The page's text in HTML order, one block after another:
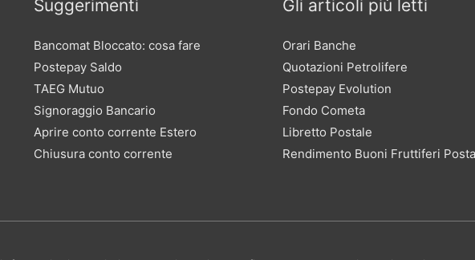
Suggerimenti
Bancomat Bloccato: cosa fare
Postepay Saldo
TAEG Mutuo
Signoraggio Bancario
Aprire conto corrente Estero
Chiusura conto corrente
Gli articoli più letti
Orari Banche
Quotazioni Petrolifere
Postepay Evolution
Fondo Cometa
Libretto Postale
Rendimento Buoni Fruttiferi